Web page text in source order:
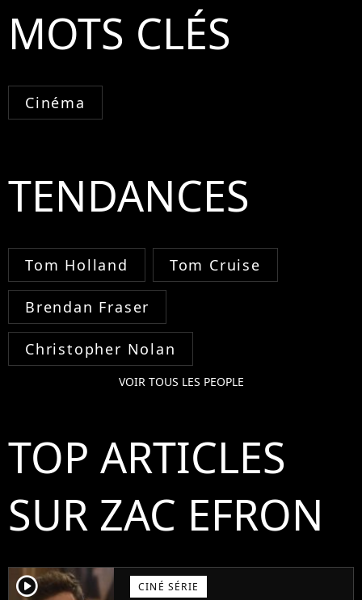
MOTS CLÉS
Cinéma
TENDANCES
Tom Holland Tom Cruise
Brendan Fraser
Christopher Nolan
VOIR TOUS LES PEOPLE
TOP ARTICLES
SUR ZAC EFRON
player2 CINÉ SÉRIE